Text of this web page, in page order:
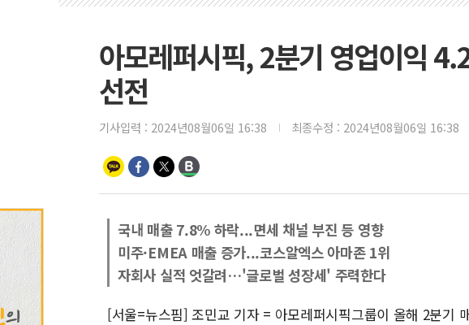
아모레퍼시픽, 2분기 영업이익
선전
기사입력 : 2024년08월06일 16:38 최종수정 : 2024년08월06일 16:38
국내 매출 7.8% 하락...면세 채널 부진 등 영향
미주·EMEA 매출 증가...코스알엑스 아마존 1위
자회사 실적 엇갈려…'글로벌 성장세' 주력한다
[서울=뉴스핌] 조민교 기자 = 아모레퍼시픽그룹이 올해 2분기